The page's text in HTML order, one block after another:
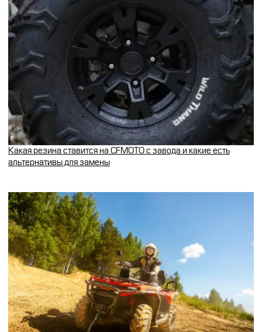
Какая резина ставится на CFMOTO с завода и какие есть
альтернативы для замены